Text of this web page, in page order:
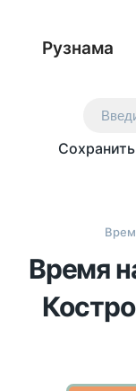
Рузнама
Время